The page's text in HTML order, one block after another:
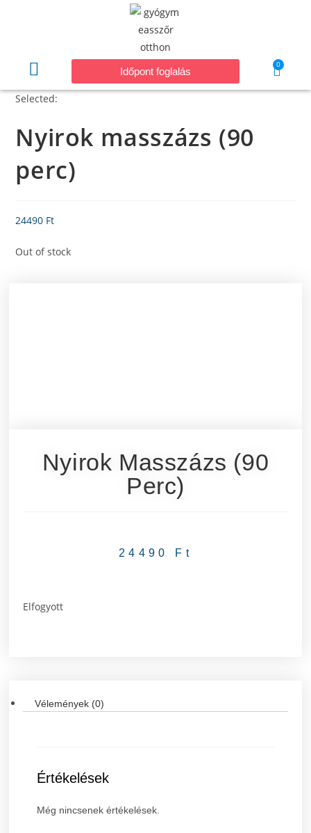
Időpont foglalás
0
Selected:
Nyirok masszázs (90
perc)
24490 Ft
Out of stock
Nyirok Masszázs (90
Perc)
24490 Ft
Elfogyott
Vélemények (0)
Értékelések
Még nincsenek értékelések.